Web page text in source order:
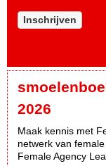
Inschrijven
2026
Maak kennis met
netwerk van
Female Agency